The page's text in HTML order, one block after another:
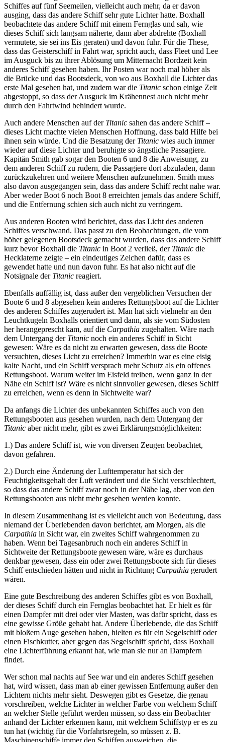
Schiffes auf fünf Seemeilen, vielleicht auch mehr, da er davon
ausging, dass das andere Schiff sehr gute Lichter hatte. Boxhall
beobachtete das andere Schiff mit einem Fernglas und sah, wie
dieses Schiff sich langsam näherte, dann aber abdrehte (Boxhall
vermutete, sie sei ins Eis geraten) und davon fuhr. Für die These,
dass das Geisterschiff in Fahrt war, spricht auch, dass Fleet und Lee
im Ausguck bis zu ihrer Ablösung um Mitternacht Bordzeit kein
anderes Schiff gesehen haben. Ihr Posten war noch mal höher als
die Brücke und das Bootsdeck, von wo aus Boxhall die Lichter das
erste Mal gesehen hat, und zudem war die Titanic schon einige Zeit
abgestoppt, so dass der Ausguck im Krähennest auch nicht mehr
durch den Fahrtwind behindert wurde.
Auch andere Menschen auf der Titanic sahen das andere Schiff –
dieses Licht machte vielen Menschen Hoffnung, dass bald Hilfe bei
ihnen sein würde. Und die Besatzung der Titanic wies auch immer
wieder auf diese Lichter und beruhigte so ängstliche Passagiere.
Kapitän Smith gab sogar den Booten 6 und 8 die Anweisung, zu
dem anderen Schiff zu rudern, die Passagiere dort abzuladen, dann
zurückzukehren und weitere Menschen aufzunehmen. Smith muss
also davon ausgegangen sein, dass das andere Schiff recht nahe war.
Aber weder Boot 6 noch Boot 8 erreichten jemals das andere Schiff,
und die Entfernung schien sich auch nicht zu verringern.
Aus anderen Booten wird berichtet, dass das Licht des anderen
Schiffes verschwand. Das passt zu den Beobachtungen, die vom
höher gelegenen Bootsdeck gemacht wurden, dass das andere Schiff
kurz bevor Boxhall die Titanic in Boot 2 verließ, der Titanic die
Hecklaterne zeigte – ein eindeutiges Zeichen dafür, dass es
gewendet hatte und nun davon fuhr. Es hat also nicht auf die
Notsignale der Titanic reagiert.
Ebenfalls auffällig ist, dass außer den vergeblichen Versuchen der
Boote 6 und 8 abgesehen kein anderes Rettungsboot auf die Lichter
des anderen Schiffes zugerudert ist. Man hat sich vielmehr an den
Leuchtkugeln Boxhalls orientiert und dann, als sie vom Südosten
her herangeprescht kam, auf die Carpathia zugehalten. Wäre nach
dem Untergang der Titanic noch ein anderes Schiff in Sicht
gewesen: Wäre es da nicht zu erwarten gewesen, dass die Boote
versuchten, dieses Licht zu erreichen? Immerhin war es eine eisig
kalte Nacht, und ein Schiff versprach mehr Schutz als ein offenes
Rettungsboot. Warum weiter im Eisfeld treiben, wenn ganz in der
Nähe ein Schiff ist? Wäre es nicht sinnvoller gewesen, dieses Schiff
zu erreichen, wenn es denn in Sichtweite war?
Da anfangs die Lichter des unbekannten Schiffes auch von den
Rettungsbooten aus gesehen wurden, nach dem Untergang der
Titanic aber nicht mehr, gibt es zwei Erklärungsmöglichkeiten:
1.) Das andere Schiff ist, wie von diversen Zeugen beobachtet,
davon gefahren.
2.) Durch eine Änderung der Lufttemperatur hat sich der
Feuchtigkeitsgehalt der Luft verändert und die Sicht verschlechtert,
so dass das andere Schiff zwar noch in der Nähe lag, aber von den
Rettungsbooten aus nicht mehr gesehen werden konnte.
In diesem Zusammenhang ist es vielleicht auch von Bedeutung, dass
niemand der Überlebenden davon berichtet, am Morgen, als die
Carpathia in Sicht war, ein zweites Schiff wahrgenommen zu
haben. Wenn bei Tagesanbruch noch ein anderes Schiff in
Sichtweite der Rettungsboote gewesen wäre, wäre es durchaus
denkbar gewesen, dass ein oder zwei Rettungsboote sich für dieses
Schiff entschieden hätten und nicht in Richtung Carpathia gerudert
wären.
Eine gute Beschreibung des anderen Schiffes gibt es von Boxhall,
der dieses Schiff durch ein Fernglas beobachtet hat. Er hielt es für
einen Dampfer mit drei oder vier Masten, was dafür spricht, dass es
eine gewisse Größe gehabt hat. Andere Überlebende, die das Schiff
mit bloßem Auge gesehen haben, hielten es für ein Segelschiff oder
einen Fischkutter, aber gegen das Segelschiff spricht, dass Boxhall
eine Lichterführung erkannt hat, wie man sie nur an Dampfern
findet.
Wer schon mal nachts auf See war und ein anderes Schiff gesehen
hat, wird wissen, dass man ab einer gewissen Entfernung außer den
Lichtern nichts mehr sieht. Deswegen gibt es Gesetze, die genau
vorschreiben, welche Lichter in welcher Farbe von welchem Schiff
an welcher Stelle geführt werden müssen, so dass ein Beobachter
anhand der Lichter erkennen kann, mit welchem Schiffstyp er es zu
tun hat (wichtig für die Vorfahrtsregeln, so müssen z. B.